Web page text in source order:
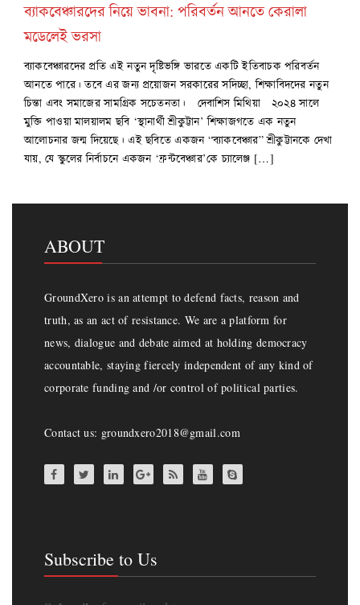
ব্যাকবেঞ্চারদের নিয়ে ভাবনা: পরিবর্তন আনতে কেরালা
মডেলেই ভরসা
ব্যাকবেঞ্চারদের প্রতি এই নতুন দৃষ্টিভঙ্গি ভারতে একটি ইতিবাচক পরিবর্তন
আনতে পারে। তবে এর জন্য প্রয়োজন সরকারের সদিচ্ছা, শিক্ষাবিদদের নতুন
চিন্তা এবং সমাজের সামগ্রিক সচেতনতা। দেবাশিস মিথিয়া ২০২৪ সালে
মুক্তি পাওয়া মালয়ালম ছবি ‘স্থানার্থী শ্রীকুট্টান’ শিক্ষাজগতে এক নতুন
আলোচনার জন্ম দিয়েছে। এই ছবিতে একজন “ব্যাকবেঞ্চার” শ্রীকুট্টানকে দেখা
যায়, যে স্কুলের নির্বাচনে একজন ‘ফ্রন্টবেঞ্চার’কে চ্যালেঞ্জ […]
ABOUT
GroundXero is an attempt to defend facts, reason and
truth, as an act of resistance. We are a platform for
news, dialogue and debate aimed at holding democracy
accountable, staying fiercely independent of any kind of
corporate funding and /or control of political parties.
Contact us: groundxero2018@gmail.com
Subscribe to Us